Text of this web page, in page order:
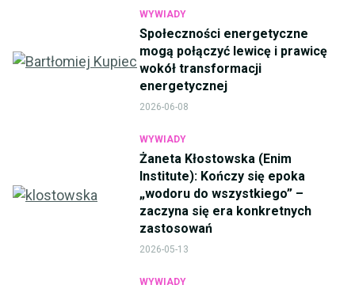
WYWIADY
Społeczności energetyczne
mogą połączyć lewicę i prawicę
wokół transformacji
energetycznej
2026-06-08
WYWIADY
Żaneta Kłostowska (Enim
Institute): Kończy się epoka
„wodoru do wszystkiego” –
zaczyna się era konkretnych
zastosowań
2026-05-13
WYWIADY